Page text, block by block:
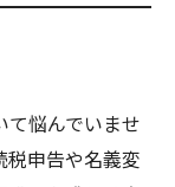
て悩んでいませ
税申告や名義変